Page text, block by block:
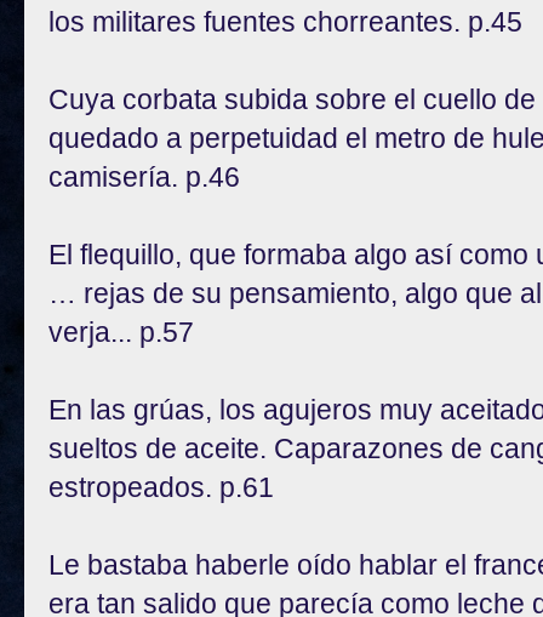
los militares fuentes chorreantes. p.45
Cuya corbata subida sobre el cuello
quedado a perpetuidad el metro de
camisería. p.46
El flequillo, que formaba algo así
… rejas de su pensamiento, algo que
verja... p.57
En las grúas, los agujeros muy
sueltos de aceite. Caparazones de
estropeados. p.61
Le bastaba haberle oído hablar el
era tan salido que parecía como leche